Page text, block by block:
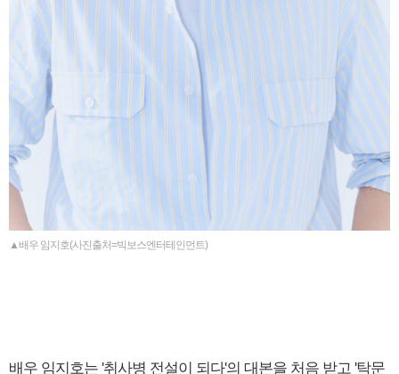
▲배우 임지호(사진출처=빅보스엔터테인먼트)
배우 임지호는 '취사병 전설이 되다'의 대본을 처음 받고 '탁문